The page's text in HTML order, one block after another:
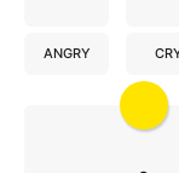
ANGRY